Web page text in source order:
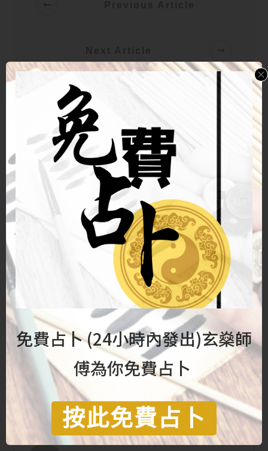
玄燊 師傅
- 年營收8位數千萬玄學家
- 專營商業及企業風水玄學服務
- Youtube頻道及各渠道粉絲6位數, 電郵訂閱者超20萬
- 徒弟團隊超過40人, 分佈港台澳星馬
- 香港及馬來西亞合法註冊公司營運
- 暢銷書《梅花八字》作者
Your Signature
免費占卜 (24小時內發出)玄燊師
傅為你免費占卜
按此免費占卜